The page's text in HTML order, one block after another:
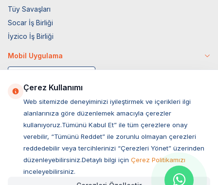
Tüy Savaşları
Socar İş Birliği
İyzico İş Birliği
Mobil Uygulama
Müşteri Hizmetleri
Çerez Kullanımı
Web sitemizde deneyiminizi iyileştirmek ve içerikleri ilgi
alanlarınıza göre düzenlemek amacıyla çerezler
kullanıyoruz.Tümünü Kabul Et” ile tüm çerezlere onay
verebilir, “Tümünü Reddet” ile zorunlu olmayan çerezleri
reddedebilir veya tercihlerinizi “Çerezleri Yönet” üzerinden
düzenleyebilirsiniz.Detaylı bilgi için Çerez Politikamızı
inceleyebilirsiniz.